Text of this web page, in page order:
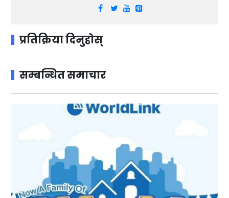
प्रतिक्रिया दिनुहोस्
सम्बन्धित समाचार